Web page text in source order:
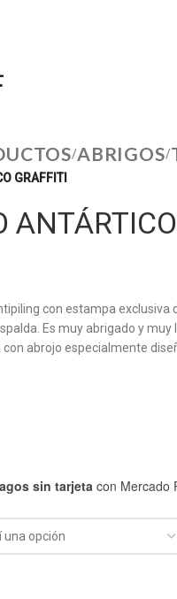
/ABRIGOS/
GRAFFITI
con estampa exclusiva
Es muy abrigado y
abrojo especialmente
sin tarjeta con Mercado